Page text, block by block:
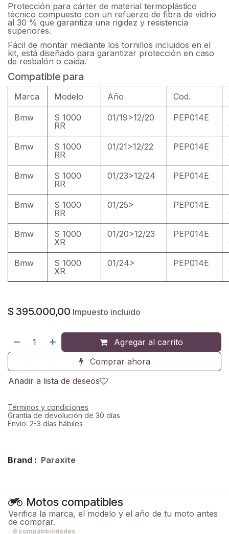
Protección para cárter de material termoplástico
técnico compuesto con un refuerzo de fibra de vidrio
al 30 % que garantiza una rigidez y resistencia
superiores.
Fácil de montar mediante los tornillos incluidos en el
kit, está diseñado para garantizar protección en caso
de resbalón o caída.
Compatible para
Marca Modelo Año Cod.
Bmw
S 1000
RR
01/19>12/20 PEP014E
Bmw
S 1000
RR
01/21>12/22 PEP014E
Bmw
S 1000
RR
01/23>12/24 PEP014E
Bmw
S 1000
RR
01/25> PEP014E
Bmw
S 1000
XR
01/20>12/23 PEP014E
Bmw
S 1000
XR
01/24> PEP014E
$ 395.000,00 Impuesto incluido
Agregar al carrito
Comprar ahora
Añadir a lista de deseos
Términos y condiciones
Grantía de devolución de 30 días
Envío: 2-3 días hábiles
Brand : Paraxite
Motos compatibles
Verifica la marca, el modelo y el año de tu moto antes
de comprar.
8 compatibilidades